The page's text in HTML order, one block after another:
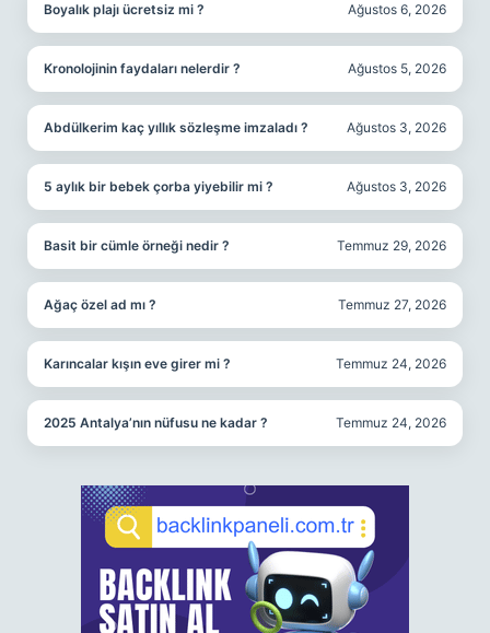
Boyalık plajı ücretsiz mi ? Ağustos 6, 2026
Kronolojinin faydaları nelerdir ? Ağustos 5, 2026
Abdülkerim kaç yıllık sözleşme imzaladı ? Ağustos 3, 2026
5 aylık bir bebek çorba yiyebilir mi ? Ağustos 3, 2026
Basit bir cümle örneği nedir ? Temmuz 29, 2026
Ağaç özel ad mı ? Temmuz 27, 2026
Karıncalar kışın eve girer mi ? Temmuz 24, 2026
2025 Antalya’nın nüfusu ne kadar ? Temmuz 24, 2026